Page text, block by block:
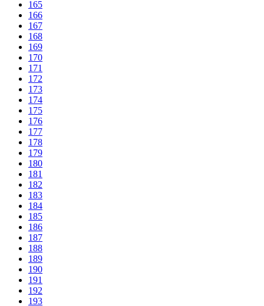
165
166
167
168
169
170
171
172
173
174
175
176
177
178
179
180
181
182
183
184
185
186
187
188
189
190
191
192
193